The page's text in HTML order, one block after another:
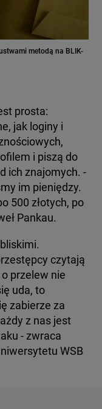
metodą na BLIK-
prosta:
jak loginy i
i piszą do
ich znajomych. -
im pieniędzy.
500 złotych, po
Pankau.
czytają
przelew nie
uda, to
zabierze za
z nas jest
- zwraca
WSB